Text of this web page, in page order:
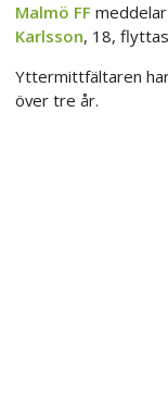
Malmö FF
Karlsson, 18,
Yttermittfältaren
över tre år.